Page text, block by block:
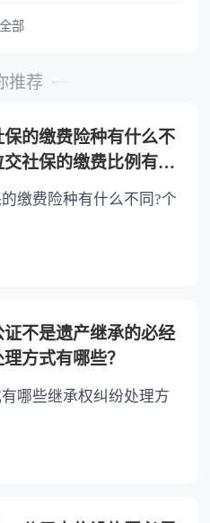
活的继承人，分配遗产
务的，分配遗产时，应当
部
推荐
的缴费险种有什么不
社保的缴费比例有什
缴费险种有什么不同?个
不是遗产继承的必经
方式有哪些？
哪些继承权纠纷处理方